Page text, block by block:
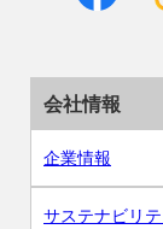
会社情報
企業情報
サステナビリテ